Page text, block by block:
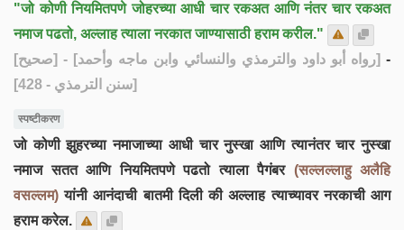
"जो कोणी नियमितपणे जोहरच्या आधी चार रकअत आणि नंतर चार रकअत
नमाज पढतो, अल्लाह त्याला नरकात जाण्यासाठी हराम करील."
[صحيح]
- [رواه أبو داود والترمذي والنسائي وابن ماجه وأحمد] -
[سنن الترمذي - 428]
स्पष्टीकरण
जो कोणी झुहरच्या नमाजाच्या आधी चार नुस्खा आणि त्यानंतर चार नुस्खा
नमाज सतत आणि नियमितपणे पढतो त्याला पैगंबर (सल्लल्लाहु अलैहि
वसल्लम) यांनी आनंदाची बातमी दिली की अल्लाह त्याच्यावर नरकाची आग
हराम करेल.